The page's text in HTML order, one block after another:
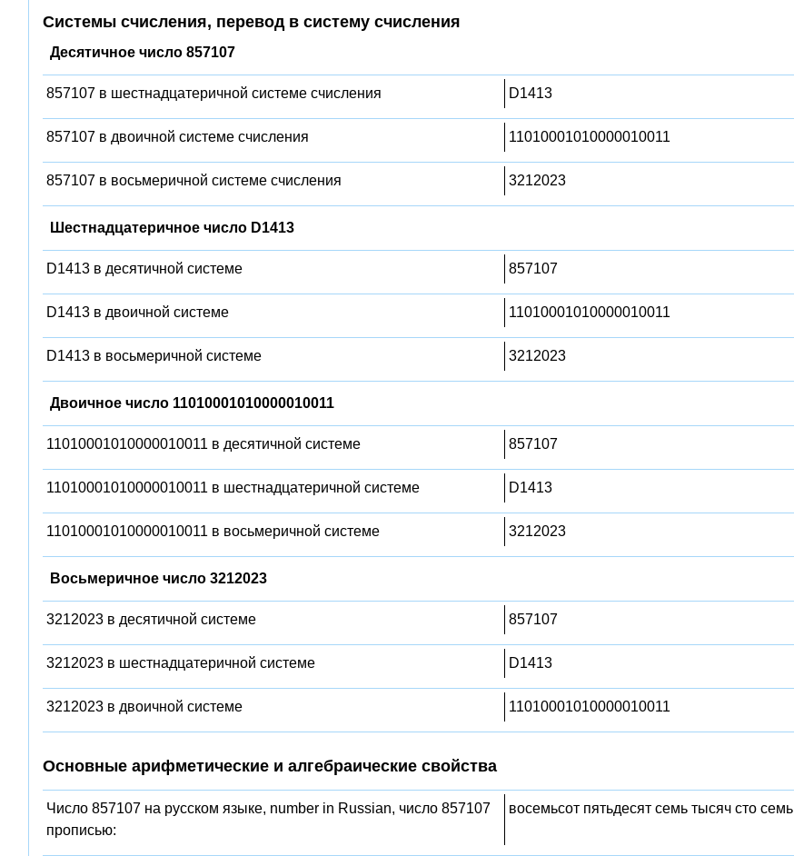
Системы счисления, перевод в систему счисления
Десятичное число 857107
857107 в шестнадцатеричной системе счисления D1413
857107 в двоичной системе счисления 11010001010000010011
857107 в восьмеричной системе счисления 3212023
Шестнадцатеричное число D1413
D1413 в десятичной системе 857107
D1413 в двоичной системе 11010001010000010011
D1413 в восьмеричной системе 3212023
Двоичное число 11010001010000010011
11010001010000010011 в десятичной системе 857107
11010001010000010011 в шестнадцатеричной системе D1413
11010001010000010011 в восьмеричной системе 3212023
Восьмеричное число 3212023
3212023 в десятичной системе 857107
3212023 в шестнадцатеричной системе D1413
3212023 в двоичной системе 11010001010000010011
Основные арифметические и алгебраические свойства
Число 857107 на русском языке, number in Russian, число 857107
прописью:
восемьсот пятьдесят семь тысяч сто семь